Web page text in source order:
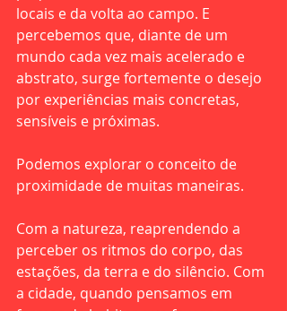
locais e da volta ao campo. E
percebemos que, diante de um
mundo cada vez mais acelerado e
abstrato, surge fortemente o desejo
por experiências mais concretas,
sensíveis e próximas.
Podemos explorar o conceito de
proximidade de muitas maneiras.
Com a natureza, reaprendendo a
perceber os ritmos do corpo, das
estações, da terra e do silêncio. Com
a cidade, quando pensamos em